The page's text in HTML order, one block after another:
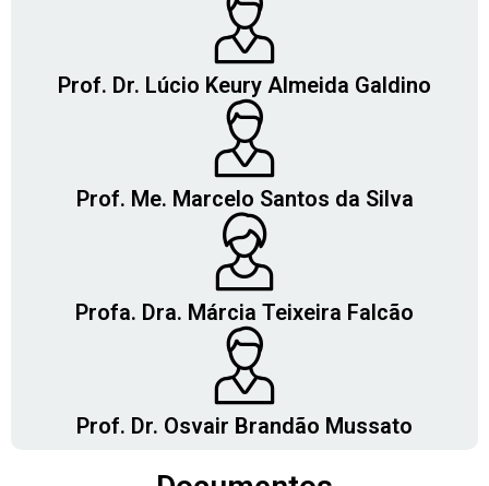
Prof. Dr. Lúcio Keury Almeida Galdino
Prof. Me. Marcelo Santos da Silva
Profa. Dra. Márcia Teixeira Falcão
Prof. Dr. Osvair Brandão Mussato